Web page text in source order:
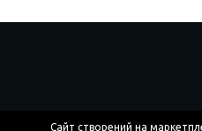
Сайт створений на